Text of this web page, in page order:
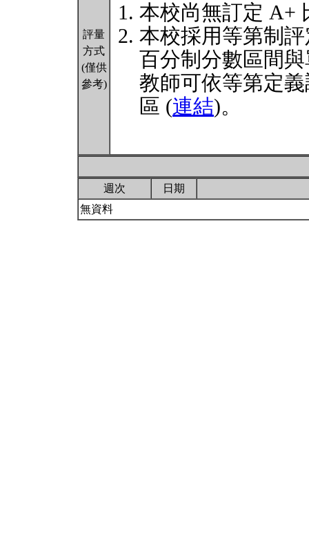
評量
方式
(僅供
參考)
本校尚無訂定 A+
本校採用等第制
百分制分數區間
教師可依等第定
區 (連結)。
週次
日期
無資料